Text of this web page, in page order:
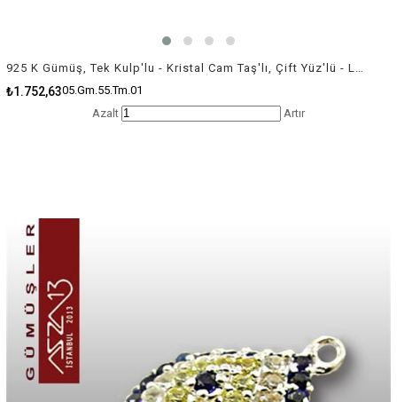
925 K Gümüş, Tek Kulp'lu - Kristal Cam Taş'lı, Çift Yüz'lü - Lacivert Nazar Boncuk / 1 Adet
₺1.752,6305.Gm.55.Tm.01
Azalt
Artır